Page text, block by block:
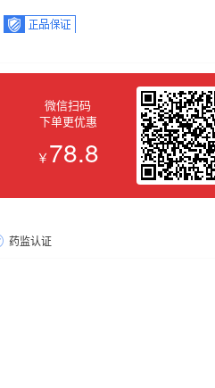
微信扫码
下单更优惠
￥ 78.8
药监认证